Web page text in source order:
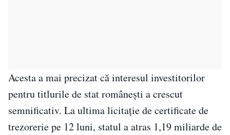
Acesta a mai precizat că interesul investitorilor
pentru titlurile de stat românești a crescut
semnificativ. La ultima licitație de certificate de
trezorerie pe 12 luni, statul a atras 1,19 miliarde de